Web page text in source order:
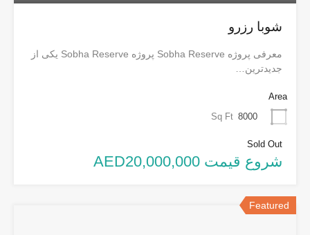
شوبا رزرو
معرفی پروژه Sobha Reserve پروژه Sobha Reserve یکی از
جدیدترین…
Area
8000
Sq Ft
Sold Out
شروع قیمت AED20,000,000
Featured